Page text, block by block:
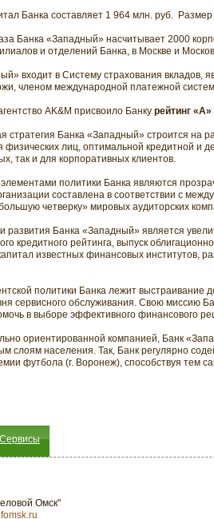
Банка составляет 1 964 млн. руб.
Банка «Западный» насчитывает 2000
и отделений Банка, в Москве и
входит в Систему страхования вкладов,
членом международной платежной
AK&M присвоило Банку рейтинг «А»
стратегия Банка «Западный» строится на
физических лиц, оптимальной кредитной и
так и для корпоративных клиентов.
политики Банка являются
составлена в соответствии с
четверку» мировых аудиторских
развития Банка «Западный» является
кредитного рейтинга, выпуск
известных финансовых институтов,
политики Банка лежит
сервисного обслуживания. Свою миссию
в выборе эффективного финансового
ориентированной компанией, Банк
слоям населения. Так, Банк регулярно
футбола (г. Воронеж), способствуя тем
Сервисы
Омск"